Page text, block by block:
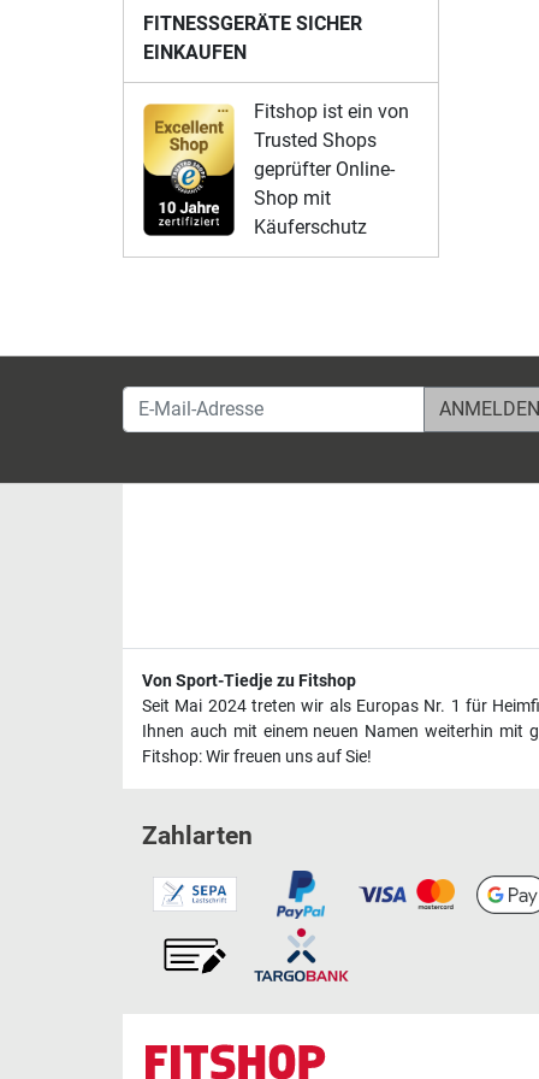
FITNESSGERÄTE SICHER
EINKAUFEN
Fitshop ist ein von
Trusted Shops
geprüfter Online-
Shop mit
Käuferschutz
E-Mail-Adresse
Von Sport-Tiedje zu Fitshop
Seit Mai 2024 treten wir als Europas Nr. 1 für
Ihnen auch mit einem neuen Namen weiterhin mit
Fitshop: Wir freuen uns auf Sie!
Zahlarten